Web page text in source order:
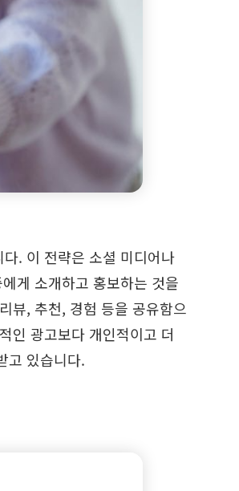
. 이 전략은 소셜 미디어나
게 소개하고 홍보하는 것을
뷰, 추천, 경험 등을 공유함으
인 광고보다 개인적이고 더
고 있습니다.